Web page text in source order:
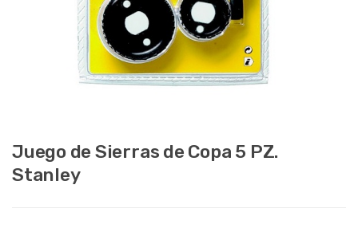
Juego de Sierras de Copa 5 PZ.
Stanley